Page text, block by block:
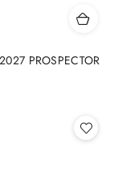
PROSPECTOR